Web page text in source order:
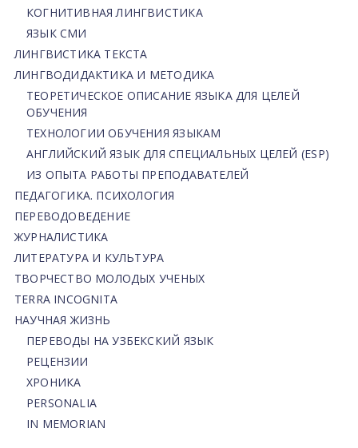
КОГНИТИВНАЯ ЛИНГВИСТИКА
ЯЗЫК СМИ
ЛИНГВИСТИКА ТЕКСТА
ЛИНГВОДИДАКТИКА И МЕТОДИКА
ТЕОРЕТИЧЕСКОЕ ОПИСАНИЕ ЯЗЫКА ДЛЯ ЦЕЛЕЙ
ОБУЧЕНИЯ
ТЕХНОЛОГИИ ОБУЧЕНИЯ ЯЗЫКАМ
АНГЛИЙСКИЙ ЯЗЫК ДЛЯ СПЕЦИАЛЬНЫХ ЦЕЛЕЙ (ESP)
ИЗ ОПЫТА РАБОТЫ ПРЕПОДАВАТЕЛЕЙ
ПЕДАГОГИКА. ПСИХОЛОГИЯ
ПЕРЕВОДОВЕДЕНИЕ
ЖУРНАЛИСТИКА
ЛИТЕРАТУРА И КУЛЬТУРА
ТВОРЧЕСТВО МОЛОДЫХ УЧЕНЫХ
TERRA INCOGNITA
НАУЧНАЯ ЖИЗНЬ
ПЕРЕВОДЫ НА УЗБЕКСКИЙ ЯЗЫК
РЕЦЕНЗИИ
ХРОНИКА
PERSONALIA
IN MEMORIAN